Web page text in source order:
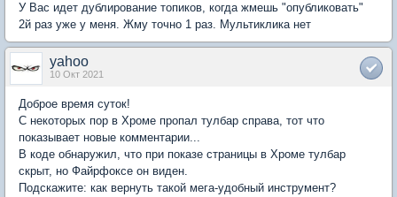
У Вас идет дублирование топиков, когда жмешь "опубликовать"
2й раз уже у меня. Жму точно 1 раз. Мультиклика нет
yahoo
10 Окт 2021
Доброе время суток!
С некоторых пор в Хроме пропал тулбар справа, тот что
показывает новые комментарии...
В коде обнаружил, что при показе страницы в Хроме тулбар
скрыт, но Файрфоксе он виден.
Подскажите: как вернуть такой мега-удобный инструмент?